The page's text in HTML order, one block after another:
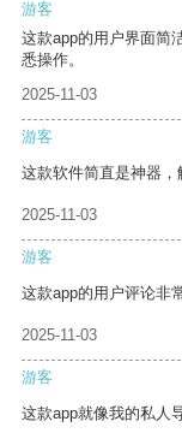
游客
这款app的用户界面简
悉操作。
2025-11-03
游客
这款软件简直是神器，
2025-11-03
游客
这款app的用户评论非
2025-11-03
游客
这款app就像我的私人